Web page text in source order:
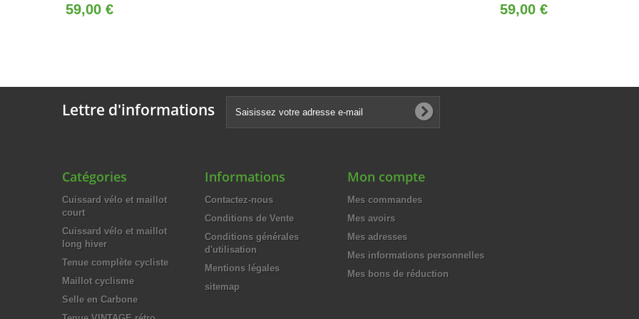
59,00 € 59,00 €
Lettre d'informations
Catégories
Cuissard vélo et maillot
court
Cuissard vélo et maillot
long hiver
Tenue complète cycliste
Maillot cyclisme
Selle en Carbone
Informations
Contactez-nous
Conditions de Vente
Conditions générales
d'utilisation
Mentions légales
sitemap
Mon compte
Mes commandes
Mes avoirs
Mes adresses
Mes informations personnelles
Mes bons de réduction